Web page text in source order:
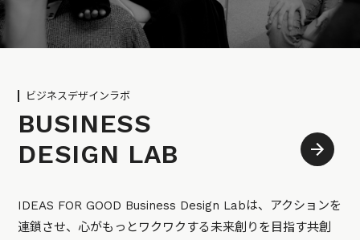
ビジネスデザインラボ
BUSINESS
DESIGN LAB
IDEAS FOR GOOD Business Design Labは、アクションを
連鎖させ、心がもっとワクワクする未来創りを目指す共創